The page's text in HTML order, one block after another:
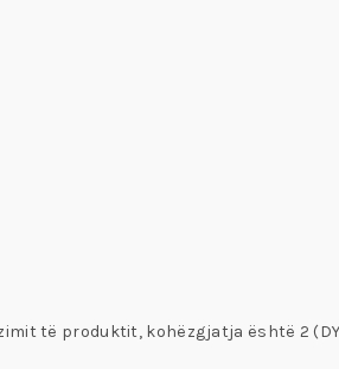
të produktit, kohëzgjatja është 2